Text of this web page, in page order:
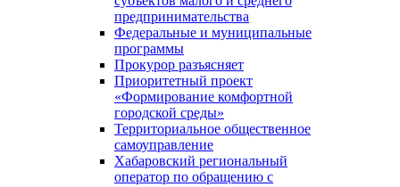
предпринимательства
Федеральные и муниципальные
программы
Прокурор разъясняет
Приоритетный проект
«Формирование комфортной
городской среды»
Территориальное общественное
самоуправление
Хабаровский региональный
оператор по обращению с